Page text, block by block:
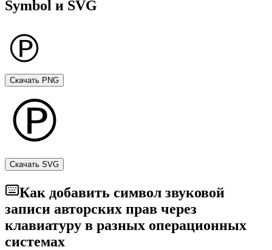
Symbol и SVG
Скачать PNG
Скачать SVG
Как добавить символ звуковой
записи авторских прав через
клавиатуру в разных операционных
системах